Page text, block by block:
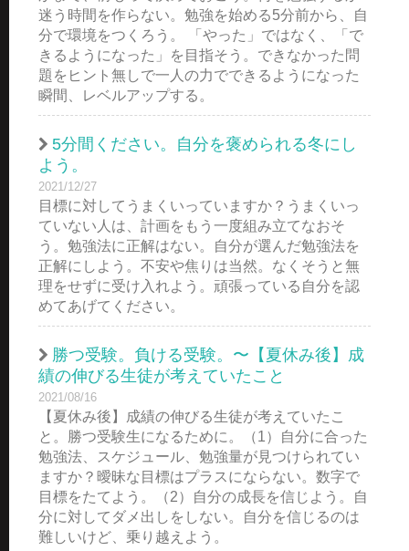
迷う時間を作らない。勉強を始める5分前から、自
分で環境をつくろう。 「やった」ではなく、「で
きるようになった」を目指そう。できなかった問
題をヒント無しで一人の力でできるようになった
瞬間、レベルアップする。
5分間ください。自分を褒められる冬にし
よう。
2021/12/27
目標に対してうまくいっていますか？うまくいっ
ていない人は、計画をもう一度組み立てなおそ
う。勉強法に正解はない。自分が選んだ勉強法を
正解にしよう。不安や焦りは当然。なくそうと無
理をせずに受け入れよう。頑張っている自分を認
めてあげてください。
勝つ受験。負ける受験。〜【夏休み後】成
績の伸びる生徒が考えていたこと
2021/08/16
【夏休み後】成績の伸びる生徒が考えていたこ
と。勝つ受験生になるために。（1）自分に合った
勉強法、スケジュール、勉強量が見つけられてい
ますか？曖昧な目標はプラスにならない。数字で
目標をたてよう。（2）自分の成長を信じよう。自
分に対してダメ出しをしない。自分を信じるのは
難しいけど、乗り越えよう。